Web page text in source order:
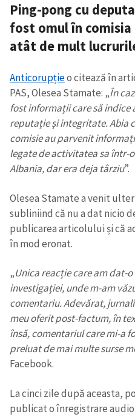
Ping-pong cu
fost omul în
atât de mult
Anticorupțieo citează în
PAS, Olesea Stamate: „În
fost informații care să indice
reputație și integritate. Abia
comisie au parvenit
legate de activitatea sa într-
Albania, dar era deja târziu”.
Olesea Stamate a venit
subliniind că nu a dat nicio
publicarea articolului și că
în mod eronat.
„Unica reacție care am dat-
investigației, unde m-am
comentariu. Adevărat,
meu oferit post-factum, în
însă, comentariul care mi-a
preluat de mai multe surse
Facebook.
La cinci zile după aceasta,
publicat o înregistrare
ȘTIREA MEA
Titlu știre
+ Adaugă titlu
Fotografie
+ Încarcă imagine
Link media+ Link media
Mesajul știrei
+ Mesajul știrei